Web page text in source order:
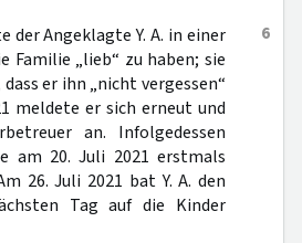
6
der Angeklagte Y. A. in einer
Familie „lieb“ zu haben; sie
er ihn „nicht vergessen“
meldete er sich erneut und
an. Infolgedessen
am 20. Juli 2021 erstmals
26. Juli 2021 bat Y. A. den
Tag auf die Kinder